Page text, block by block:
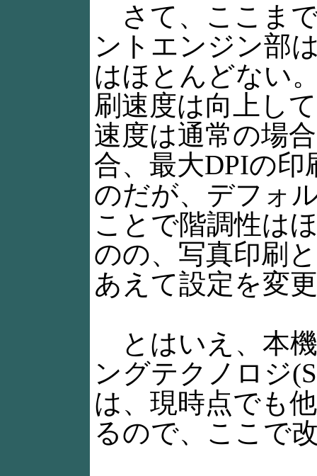
さて、ここま
ントエンジン部
はほとんどない
刷速度は向上し
速度は通常の場
合、最大DPIの
のだが、デフォ
ことで階調性は
のの、写真印刷
あえて設定を変
とはいえ、本
ングテクノロジ
は、現時点でも
るので、ここで